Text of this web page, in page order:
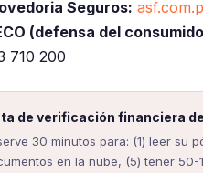
Seguros:
(defensa del
710 200
de verificación financiera
30 minutos para: (1) leer su
en la nube, (5) tener